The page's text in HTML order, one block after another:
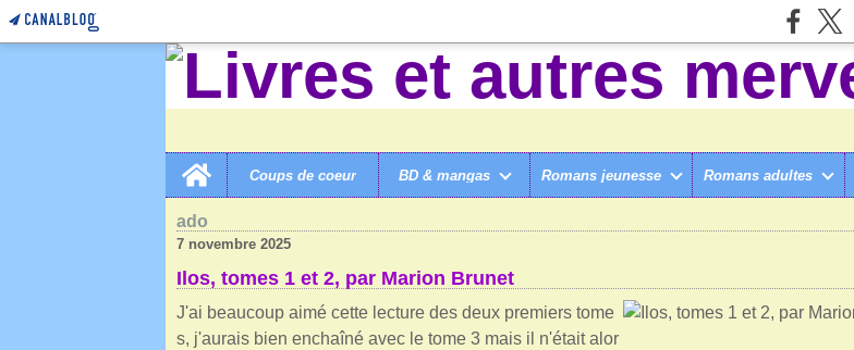
Home
Coups de coeur
BD & mangas Romans jeunesse Romans adultes
LIVRES ET AUTRES MERVEILLES! > CATEGORIES > ADO
ado
7 novembre 2025
Ilos, tomes 1 et 2, par Marion Brunet
J'ai beaucoup aimé cette lecture des deux premiers tome
s, j'aurais bien enchaîné avec le tome 3 mais il n'était alor